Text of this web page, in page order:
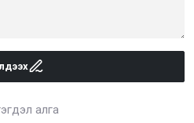
алга